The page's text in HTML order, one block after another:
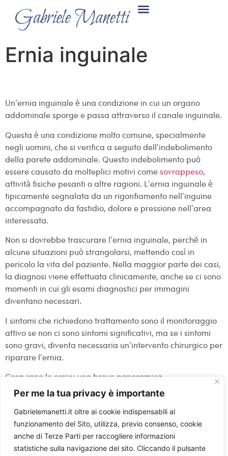
Per me la tua privacy è importante
Gabrielemanetti.it oltre ai cookie indispensabili al
funzionamento del Sito, utilizza, previo consenso, cookie
anche di Terze Parti per raccogliere informazioni
statistiche sulla navigazione del sito. Cliccando il pulsante
Ernia inguinale
Un’ernia inguinale è una condizione in cui un organo
addominale sporge e passa attraverso il canale inguinale.
Questa è una condizione molto comune, specialmente
negli uomini, che si verifica a seguito dell’indebolimento
della parete addominale. Questo indebolimento può
essere causato da molteplici motivi come sovrappeso,
attività fisiche pesanti o altre ragioni. L’ernia inguinale è
tipicamente segnalata da un rigonfiamento nell’inguine
accompagnato da fastidio, dolore e pressione nell’area
interessata.
Non si dovrebbe trascurare l’ernia inguinale, perché in
alcune situazioni può strangolarsi, mettendo così in
pericolo la vita del paziente. Nella maggior parte dei casi,
la diagnosi viene effettuata clinicamente, anche se ci sono
momenti in cui gli esami diagnostici per immagini
diventano necessari.
I sintomi che richiedono trattamento sono il monitoraggio
attivo se non ci sono sintomi significativi, ma se i sintomi
sono gravi, diventa necessaria un’intervento chirurgico per
riparare l’ernia.
Cosa sono le ernie: una breve panoramica
Il termine “ ernia” si riferisce a un organo protrudente (o
parte di un organo) dalla sua cavità. Qui in questo
contesto “viscere” si riferisce in generale agli organi interni.